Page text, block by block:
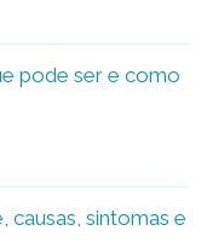
pode ser e como
causas, sintomas e